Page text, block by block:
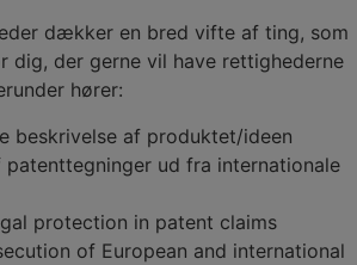
dækker en bred vifte af ting, som
dig, der gerne vil have rettighederne
hører:
beskrivelse af produktet/ideen
patenttegninger ud fra internationale
protection in patent claims
of European and international